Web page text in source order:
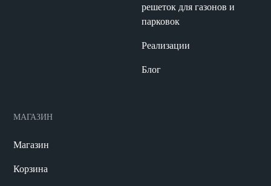
решеток для газонов и
парковок
Реализации
Блог
МАГАЗИН
Магазин
Корзина